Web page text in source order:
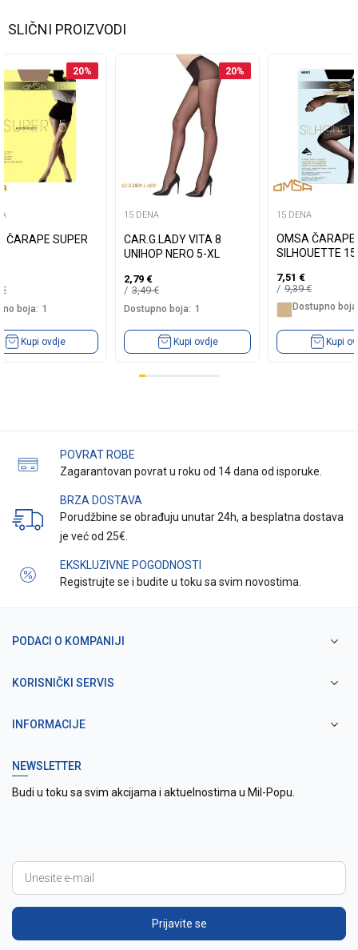
SLIČNI PROIZVODI
20%
ČARAPE SUPER
€
boja: 1
Kupi ovdje
20%
15 DENA
CAR.G.LADY VITA 8
UNIHOP NERO 5-XL
2,79 €
3,49€
Dostupno boja: 1
Kupi ovdje
15 DENA
OMSA ČARAPE
SILHOUETTE 15
7,51 €
9,39€
Dostupno
Kupi
POVRAT ROBE
Zagarantovan povrat u roku od 14 dana od isporuke.
BRZA DOSTAVA
Porudžbine se obrađuju unutar 24h, a besplatna dostava
je već od 25€.
EKSKLUZIVNE POGODNOSTI
Registrujte se i budite u toku sa svim novostima.
PODACI O KOMPANIJI
KORISNIČKI SERVIS
INFORMACIJE
NEWSLETTER
Budi u toku sa svim akcijama i aktuelnostima u Mil-Popu.
Prijavite se